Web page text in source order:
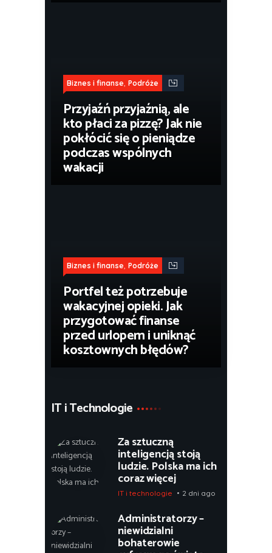
Biznes i finanse, Podróże
Przyjaźń przyjaźnią, ale
kto płaci za pizzę? Jak nie
pokłócić się o pieniądze
podczas wspólnych
wakacji
Biznes i finanse, Podróże
Portfel też potrzebuje
wakacyjnej opieki. Jak
przygotować finanse
przed urlopem i uniknąć
kosztownych błędów?
IT i Technologie
Za sztuczną
inteligencją stoją
ludzie. Polska ma ich
coraz więcej
IT i technologie 2 dni ago
Administratorzy –
niewidzialni
bohaterowie